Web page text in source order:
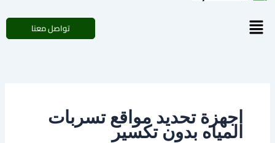
القائمة تواصل معنا
اجهزة تحديد مواقع تسربات
المياه بدون تكسير